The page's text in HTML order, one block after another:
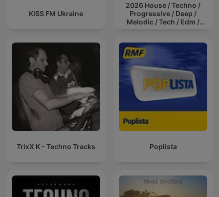
KISS FM Ukraine
2026 House / Techno /
Progressive / Deep /
Melodic / Tech / Edm /
Dance Musi
TrixX K - Techno Tracks Poplista